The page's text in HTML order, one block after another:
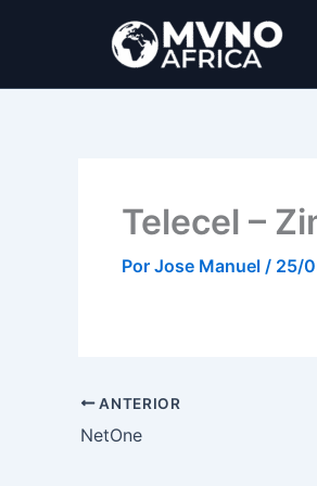
Telecel –
Por Jose Manuel / 25/
ANTERIOR
NetOne